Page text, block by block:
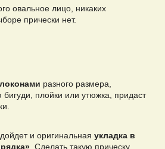
овальное лицо, никаких
прически нет.
разного размера,
плойки или утюжка, придаст
и оригинальная укладка в
. Сделать такую прическу